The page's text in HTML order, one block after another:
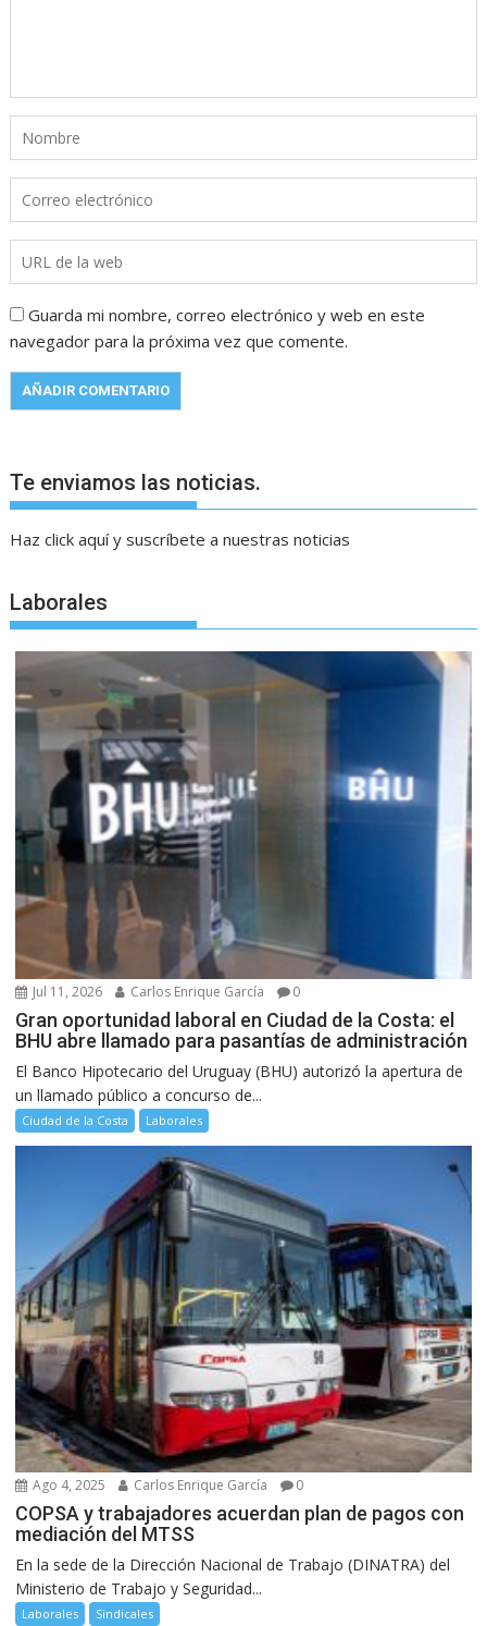
Guarda mi nombre, correo electrónico y web en este
navegador para la próxima vez que comente.
Te enviamos las noticias.
Haz click aquí y suscríbete a nuestras noticias
Laborales
Jul 11, 2026 Carlos Enrique García 0
Gran oportunidad laboral en Ciudad de la Costa: el
BHU abre llamado para pasantías de administración
El Banco Hipotecario del Uruguay (BHU) autorizó la apertura de
un llamado público a concurso de...
Ciudad de la Costa Laborales
Ago 4, 2025 Carlos Enrique García 0
COPSA y trabajadores acuerdan plan de pagos con
mediación del MTSS
En la sede de la Dirección Nacional de Trabajo (DINATRA) del
Ministerio de Trabajo y Seguridad...
Laborales Sindicales